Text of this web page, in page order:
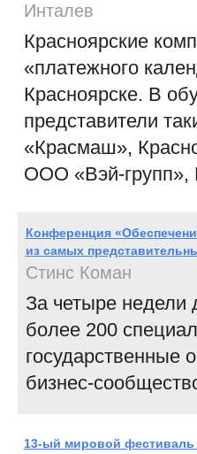
Инталев
Красноярские
«платежного
Красноярске. В
представители
«Красмаш»,
ООО «Вэй-групп»,
Конференция
из самых
Стинс Коман
За четыре недели
более 200
государственные
бизнес-
13-ый мировой фестиваль